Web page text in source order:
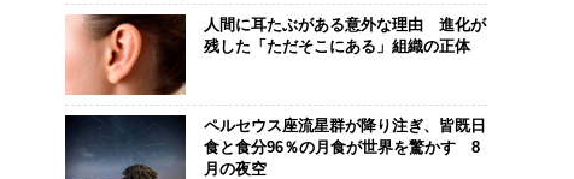
人間に耳たぶがある意外な理由 進化が
残した「ただそこにある」組織の正体
ペルセウス座流星群が降り注ぎ、皆既日
食と食分96％の月食が世界を驚かす 8
月の夜空